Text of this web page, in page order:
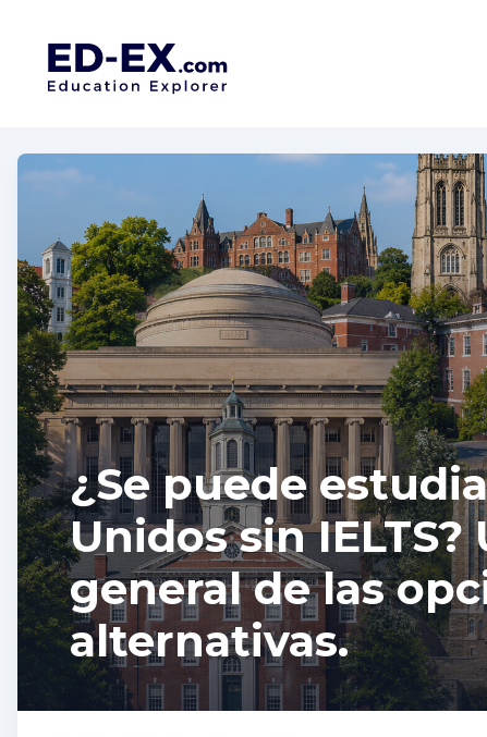
¿Se puede
Unidos sin
general de las
alternativas.